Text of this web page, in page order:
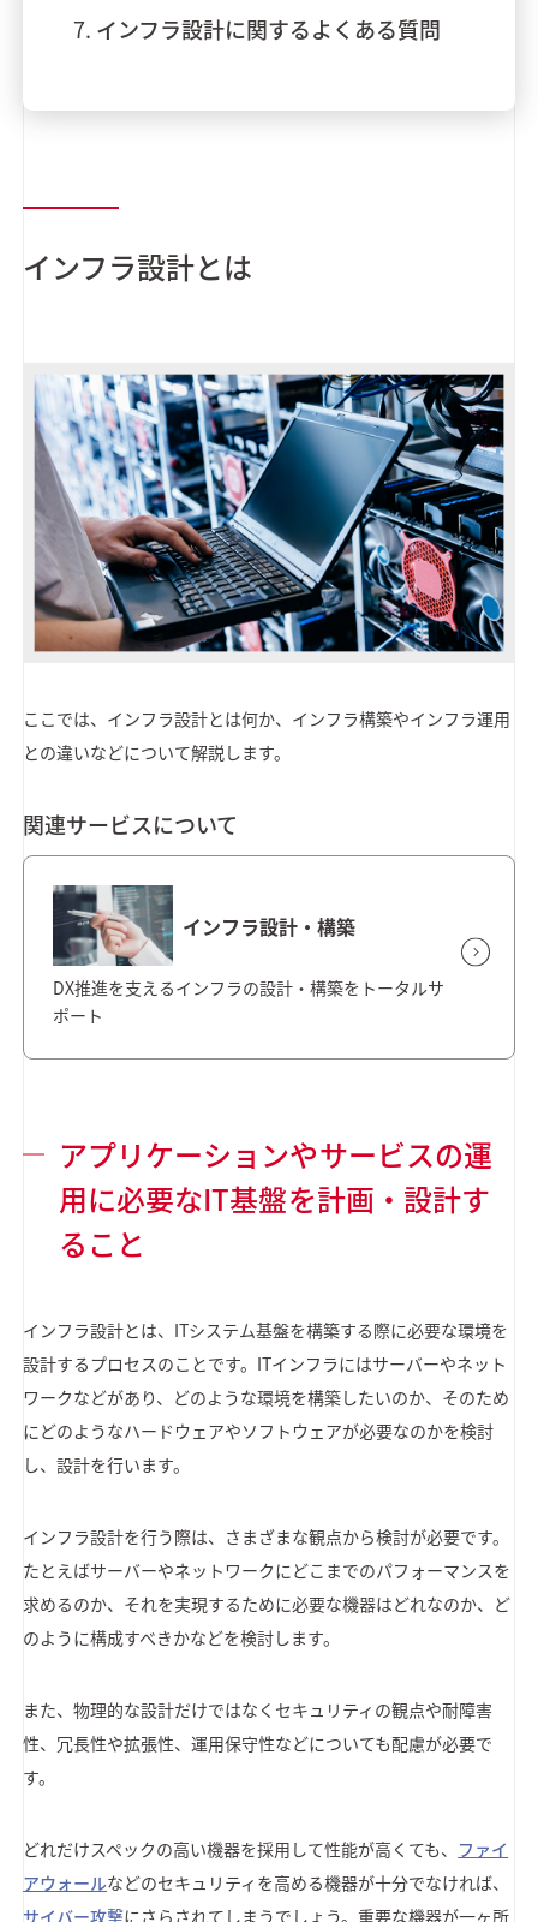
インフラ設計に関するよくある質問
インフラ設計とは
ここでは、インフラ設計とは何か、インフラ構築やインフラ運用
との違いなどについて解説します。
関連サービスについて
インフラ設計・構築
DX推進を支えるインフラの設計・構築をトータルサ
ポート
アプリケーションやサービスの運
用に必要なIT基盤を計画・設計す
ること
インフラ設計とは、ITシステム基盤を構築する際に必要な環境を
設計するプロセスのことです。ITインフラにはサーバーやネット
ワークなどがあり、どのような環境を構築したいのか、そのため
にどのようなハードウェアやソフトウェアが必要なのかを検討
し、設計を行います。
インフラ設計を行う際は、さまざまな観点から検討が必要です。
たとえばサーバーやネットワークにどこまでのパフォーマンスを
求めるのか、それを実現するために必要な機器はどれなのか、ど
のように構成すべきかなどを検討します。
また、物理的な設計だけではなくセキュリティの観点や耐障害
性、冗長性や拡張性、運用保守性などについても配慮が必要で
す。
どれだけスペックの高い機器を採用して性能が高くても、 ファイ
アウォールなどのセキュリティを高める機器が十分でなければ、
サイバー攻撃にさらされてしまうでしょう。重要な機器が一ヶ所